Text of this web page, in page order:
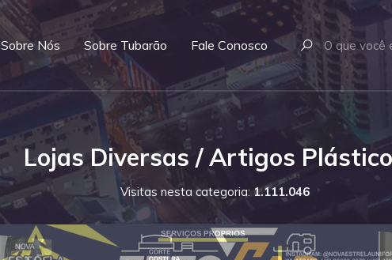
Sobre Nós Sobre Tubarão Fale Conosco
Lojas Diversas / Artigos
Visitas nesta categoria: 1.111.046